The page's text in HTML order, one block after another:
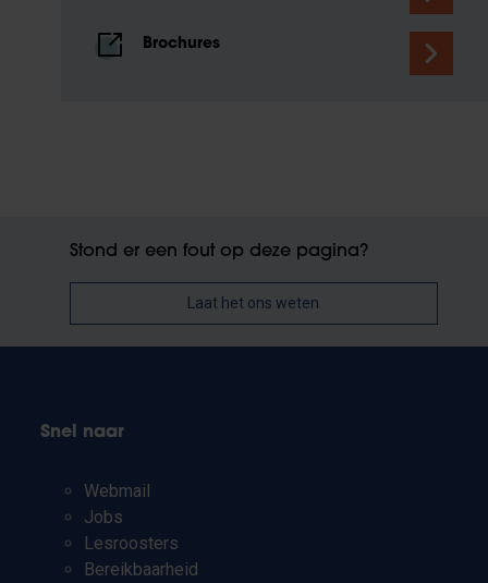
Brochures
Stond er een fout op deze pagina?
Laat het ons weten
Snel naar
Webmail
Jobs
Lesroosters
Bereikbaarheid